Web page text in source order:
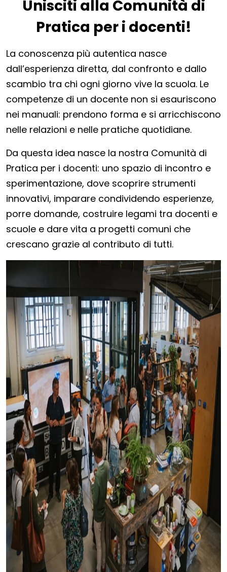
Unisciti alla Comunità di
Pratica per i docenti!
La conoscenza più autentica nasce
dall’esperienza diretta, dal confronto e dallo
scambio tra chi ogni giorno vive la scuola. Le
competenze di un docente non si esauriscono
nei manuali: prendono forma e si arricchiscono
nelle relazioni e nelle pratiche quotidiane.
Da questa idea nasce la nostra Comunità di
Pratica per i docenti: uno spazio di incontro e
sperimentazione, dove scoprire strumenti
innovativi, imparare condividendo esperienze,
porre domande, costruire legami tra docenti e
scuole e dare vita a progetti comuni che
crescano grazie al contributo di tutti.